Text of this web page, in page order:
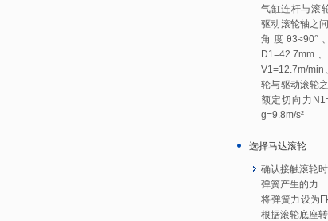
气缸连杆与滚
驱动滚轮轴之
角度θ3≈90°
V1=12.7m/
轮与驱动滚轮
额定切向力
g=9.8m/s²
选择马达滚轮
确认接触滚轮
弹簧产生的力
将弹簧力设为
根据滚轮底座